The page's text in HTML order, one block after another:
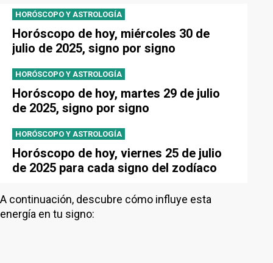
HORÓSCOPO Y ASTROLOGÍA
Horóscopo de hoy, miércoles 30 de
julio de 2025, signo por signo
HORÓSCOPO Y ASTROLOGÍA
Horóscopo de hoy, martes 29 de julio
de 2025, signo por signo
HORÓSCOPO Y ASTROLOGÍA
Horóscopo de hoy, viernes 25 de julio
de 2025 para cada signo del zodíaco
A continuación, descubre cómo influye esta
energía en tu signo: